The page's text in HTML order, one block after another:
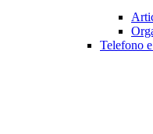
Telefono